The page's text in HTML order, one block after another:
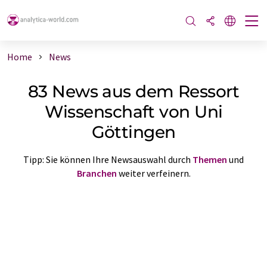
Home News
83 News aus dem Ressort
Wissenschaft von Uni
Göttingen
Tipp: Sie können Ihre Newsauswahl durch Themen und
Branchen weiter verfeinern.